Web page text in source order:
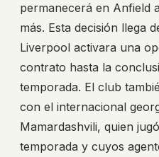
permanecerá en Anfield
más. Esta decisión llega
Liverpool activara una
contrato hasta la
temporada. El club
con el internacional
Mamardashvili, quien
temporada y cuyos